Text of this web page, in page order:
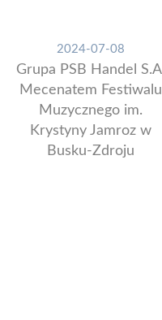
2024-07-08
Grupa PSB Handel
Mecenatem Festiwalu
Muzycznego im.
Krystyny Jamroz w
Busku-Zdroju